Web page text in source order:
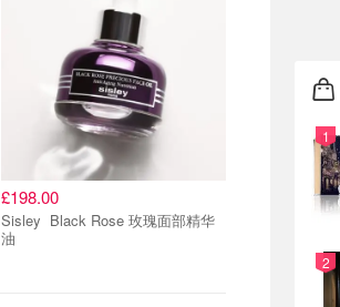
£198.00
Sisley Black Rose 玫瑰面部精华
油